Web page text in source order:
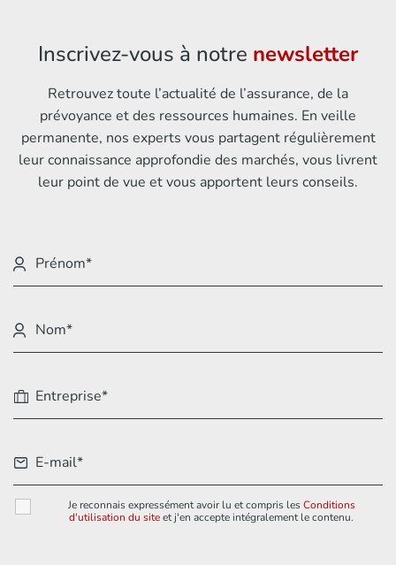
Inscrivez-vous à notre newsletter
Retrouvez toute l’actualité de l’assurance, de la
prévoyance et des ressources humaines. En veille
permanente, nos experts vous partagent régulièrement
leur connaissance approfondie des marchés, vous livrent
leur point de vue et vous apportent leurs conseils.
Je reconnais expressément avoir lu et compris lesConditions
d'utilisation du siteet j'en accepte intégralement le contenu.